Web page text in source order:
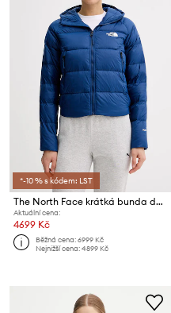
*-10 % s kódem: LST
The North Face krátká bunda dámská Hyalite
Aktuální cena:
4699 Kč
Běžná cena:6999 Kč
Nejnižší cena:4899 Kč